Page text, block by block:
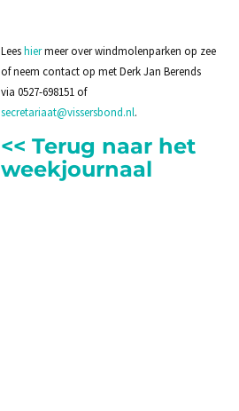
Leeshiermeer over windmolenparken op zee
of neem contact op met Derk Jan Berends
via 0527-698151 of
secretariaat@vissersbond.nl.
<< Terug naar het
weekjournaal